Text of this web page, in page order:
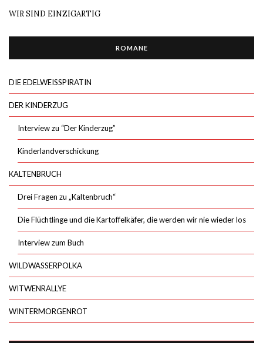
WIR SIND EINZIGARTIG
ROMANE
DIE EDELWEISSPIRATIN
DER KINDERZUG
Interview zu “Der Kinderzug”
Kinderlandverschickung
KALTENBRUCH
Drei Fragen zu „Kaltenbruch“
Die Flüchtlinge und die Kartoffelkäfer, die werden wir nie wieder los
Interview zum Buch
WILDWASSERPOLKA
WITWENRALLYE
WINTERMORGENROT